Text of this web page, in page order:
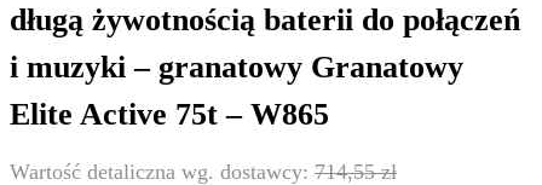
długą żywotnością baterii do połączeń
i muzyki – granatowy Granatowy
Elite Active 75t – W865
714,55zł